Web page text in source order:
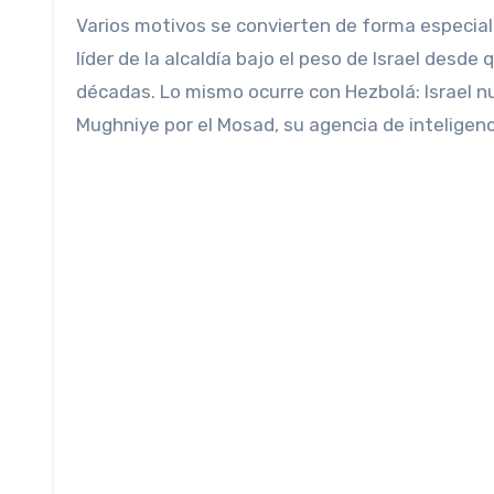
Varios motivos se convierten de forma
líder de la alcaldía bajo el peso de Israel desde
décadas. Lo mismo ocurre con Hezbolá: Israel
Mughniye por el Mosad, su agencia de